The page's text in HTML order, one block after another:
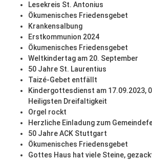
Lesekreis St. Antonius
Ökumenisches Friedensgebet
Krankensalbung
Erstkommunion 2024
Ökumenisches Friedensgebet
Weltkindertag am 20. September
50 Jahre St. Laurentius
Taizé-Gebet entfällt
Kindergottesdienst am 17.09.2023,
Heiligsten Dreifaltigkeit
Orgel rockt
Herzliche Einladung zum
50 Jahre ACK Stuttgart
Ökumenisches Friedensgebet
Gottes Haus hat viele Steine,